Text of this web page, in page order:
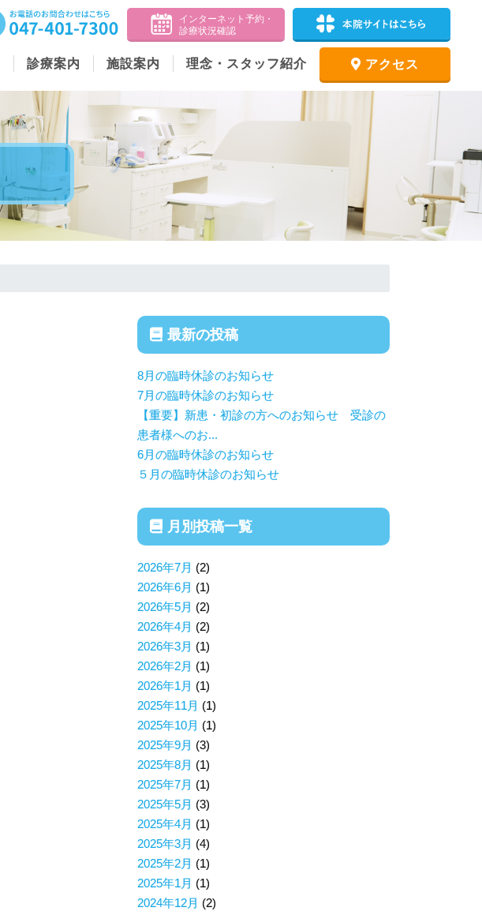
診療案内 施設案内 理念・スタッフ紹介 アクセス
最新の投稿
8月の臨時休診のお知らせ
7月の臨時休診のお知らせ
【重要】新患・初診の方へのお知らせ 受診の
患者様へのお...
6月の臨時休診のお知らせ
５月の臨時休診のお知らせ
月別投稿一覧
2026年7月 (2)
2026年6月 (1)
2026年5月 (2)
2026年4月 (2)
2026年3月 (1)
2026年2月 (1)
2026年1月 (1)
2025年11月 (1)
2025年10月 (1)
2025年9月 (3)
2025年8月 (1)
2025年7月 (1)
2025年5月 (3)
2025年4月 (1)
2025年3月 (4)
2025年2月 (1)
2025年1月 (1)
2024年12月 (2)